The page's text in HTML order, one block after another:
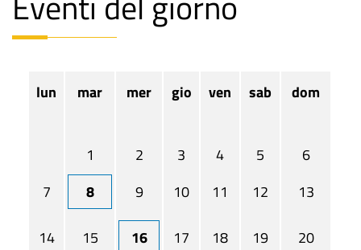
lun mar mer gio ven sab dom
1 2 3 4 5
6
7
8 9 10 11 12 13
14 15 16 17 18 19 20